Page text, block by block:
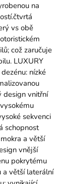
na
vs obě
což zaručuje
LUXURY
nízké
design vnitřní
sekvenci
schopnost
a větší
vnější
pokrytému
a větší laterální